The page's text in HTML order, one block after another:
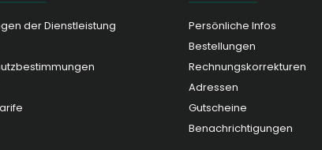
der Dienstleistung
Persönliche Infos
Bestellungen
Rechnungskorrekturen
Adressen
Gutscheine
Benachrichtigungen